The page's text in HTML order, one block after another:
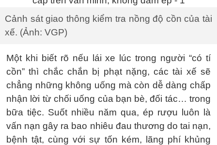
Cảnh sát giao thông kiểm tra nồng độ cồn của tài
xế. (Ảnh: VGP)
Một khi biết rõ nếu lái xe lúc trong người “có tí
cồn” thì chắc chắn bị phạt nặng, các tài xế sẽ
chẳng những không uống mà còn dễ dàng chấp
nhận lời từ chối uống của bạn bè, đối tác… trong
bữa tiệc. Suốt nhiều năm qua, ép rượu luôn là
vấn nạn gây ra bao nhiêu đau thương do tai nạn,
bệnh tật, cùng với sự tốn kém, lãng phí khủng